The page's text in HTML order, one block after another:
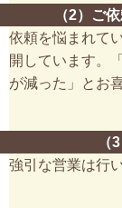
（2）ご
依頼を悩まれて
開しています。
が減った」とお
（
強引な営業は行